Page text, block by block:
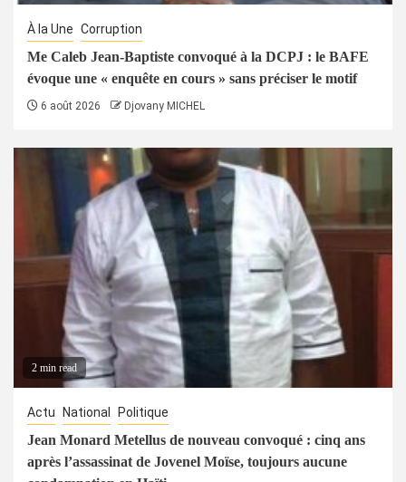
À la Une Corruption
Me Caleb Jean-Baptiste convoqué à la DCPJ : le BAFE
évoque une « enquête en cours » sans préciser le motif
6 août 2026 Djovany MICHEL
2 min read
Actu National Politique
Jean Monard Metellus de nouveau convoqué : cinq ans
après l’assassinat de Jovenel Moïse, toujours aucune